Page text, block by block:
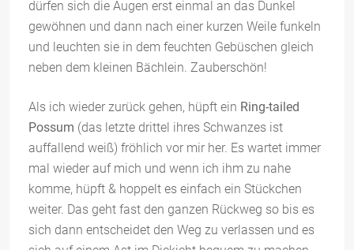
dürfen sich die Augen erst einmal an das Dunkel
gewöhnen und dann nach einer kurzen Weile funkeln
und leuchten sie in dem feuchten Gebüschen gleich
neben dem kleinen Bächlein. Zauberschön!
Als ich wieder zurück gehen, hüpft ein Ring-tailed
Possum (das letzte drittel ihres Schwanzes ist
auffallend weiß) fröhlich vor mir her. Es wartet immer
mal wieder auf mich und wenn ich ihm zu nahe
komme, hüpft & hoppelt es einfach ein Stückchen
weiter. Das geht fast den ganzen Rückweg so bis es
sich dann entscheidet den Weg zu verlassen und es